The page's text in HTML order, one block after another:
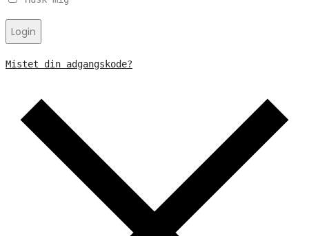
Login
Mistet din adgangskode?